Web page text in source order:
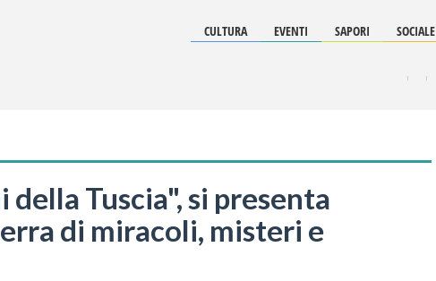
CULTURA EVENTI SAPORI SOCIALE
della Tuscia", si presenta
di miracoli, misteri e